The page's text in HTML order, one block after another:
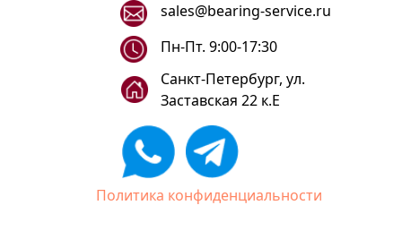
sales@bearing-service.ru
Санкт-Петербург, ул.
Заставская 22 к.Е
Пн-Пт. 9:00-17:30
Политика конфиденциальности